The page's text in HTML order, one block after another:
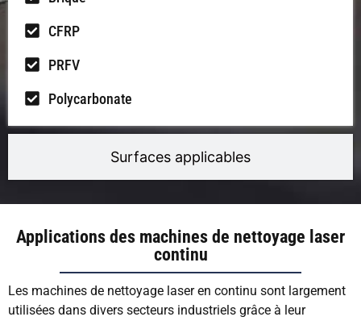
Surfaces applicables
CFRP
PRFV
Polycarbonate
Applications des machines de nettoyage laser
continu
Les machines de nettoyage laser en continu sont largement
utilisées dans divers secteurs industriels grâce à leur